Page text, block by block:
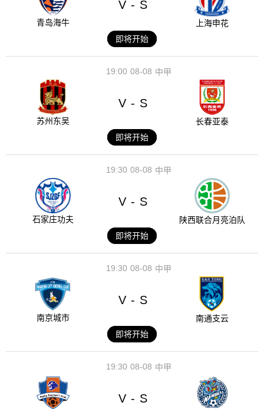
青岛海牛
V - S
上海申花
即将开始
08-08
19:00 中甲
苏州东吴
V - S
长春亚泰
即将开始
08-08
19:30 中甲
石家庄功夫
V - S
陕西联合月亮泊队
即将开始
08-08
19:30 中甲
南京城市
V - S
南通支云
即将开始
08-08
19:30 中甲
V - S